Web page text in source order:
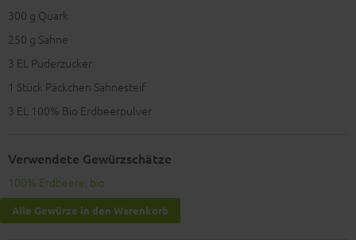
300 g Quark
250 g Sahne
3 EL Puderzucker
1 Stück Päckchen Sahnesteif
3 EL 100% Bio Erdbeerpulver
Verwendete Gewürzschätze
100% Erdbeere, bio
Alle Gewürze in den Warenkorb